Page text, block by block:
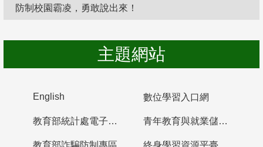
防制校園霸凌，勇敢說出來！
主題網站
English 數位學習入口網
教育部統計處電子書櫃 青年教育與就業儲蓄帳戶
教育部詐騙防制專區 終身學習資源平臺